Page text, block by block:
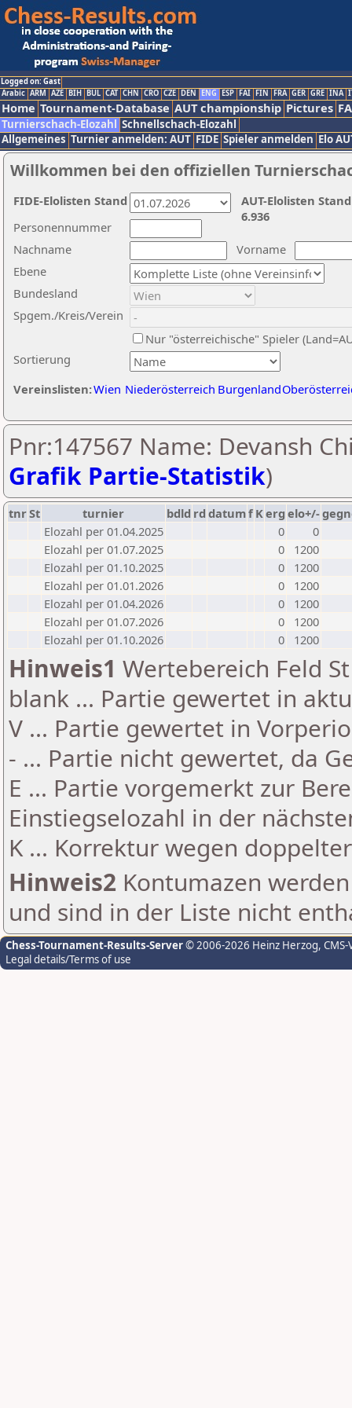
Logged on: Gast
Arabic ARM AZE BIH BUL CAT CHN CRO CZE DEN ENG ESP FAI FIN FRA GER GRE INA
Home Tournament-Database AUT championship Pictures
Turnierschach-Elozahl Schnellschach-Elozahl
Allgemeines Turnier anmelden: AUT FIDE Spieler anmelden Elo
Willkommen bei den offiziellen
Nachname
Vorname
Ebene
Sortierung
Personennummer
Bundesland
Spgem./Kreis/Verein
Nur "österreichische" Spieler
Vereinslisten:Wien Niederösterreich Burgenland
AUT-Elolisten
6.936
FIDE-Elolisten Stand
Pnr:147567 Name: Devansh
Grafik Partie-Statistik)
tnrSt turnier bdld rd datumf Kerg elo+/-
Elozahl per 01.04.2025
0
0
Elozahl per 01.07.2025
0
1200
Elozahl per 01.10.2025
0
1200
Elozahl per 01.01.2026
0
1200
Elozahl per 01.04.2026
0
1200
Elozahl per 01.07.2026
0
1200
Elozahl per 01.10.2026
0 1200
Hinweis1 Wertebereich Feld
blank ... Partie gewertet in
V ... Partie gewertet in
- ... Partie nicht gewertet, da
E ... Partie vorgemerkt zur
Einstiegselozahl in der
K ... Korrektur wegen
Hinweis2 Kontumazen
und sind in der Liste nicht
Chess-Tournament-Results-Server© 2006-2026 Heinz Herzog,
Legal details/Terms of use